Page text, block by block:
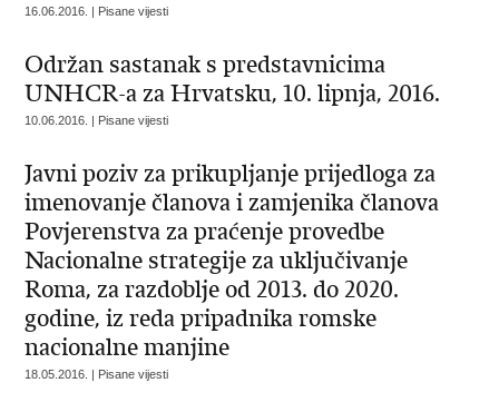
16.06.2016. | Pisane vijesti
Održan sastanak s predstavnicima
UNHCR-a za Hrvatsku, 10. lipnja, 2016.
10.06.2016. | Pisane vijesti
Javni poziv za prikupljanje prijedloga za
imenovanje članova i zamjenika članova
Povjerenstva za praćenje provedbe
Nacionalne strategije za uključivanje
Roma, za razdoblje od 2013. do 2020.
godine, iz reda pripadnika romske
nacionalne manjine
18.05.2016. | Pisane vijesti